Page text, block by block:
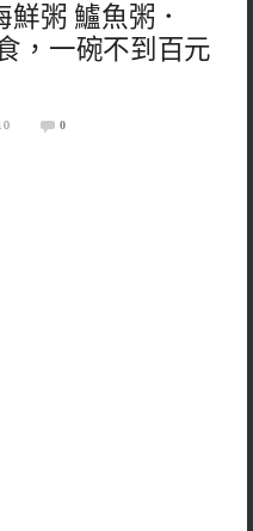
粥 鱸魚粥．
，一碗不到百元
0